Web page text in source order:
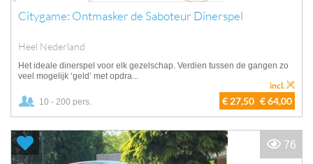
Citygame: Ontmasker de Saboteur Dinerspel
Heel Nederland
Het ideale dinerspel voor elk gezelschap. Verdien tussen de gangen zo
veel mogelijk ‘geld’ met opdra...
10 - 200 pers. € 27,50 € 64,00
incl.
76